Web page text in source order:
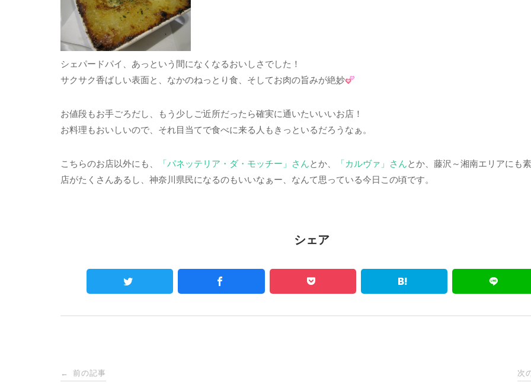
シェパードパイ、あっという間になくなるおいしさでした！
サクサク香ばしい表面と、なかのねっとり食、そしてお肉の旨みが絶妙
お値段もお手ごろだし、もう少しご近所だったら確実に通いたいいいお店！
お料理もおいしいので、それ目当てで食べに来る人もきっといるだろうなぁ。
こちらのお店以外にも、 「パネッテリア・ダ・モッチー」さんとか、 「カルヴァ」さんとか、藤沢～湘南エリアにも
店がたくさんあるし、神奈川県民になるのもいいなぁー、なんて思っている今日この頃です。
シェア
Post
← 前の記事 次